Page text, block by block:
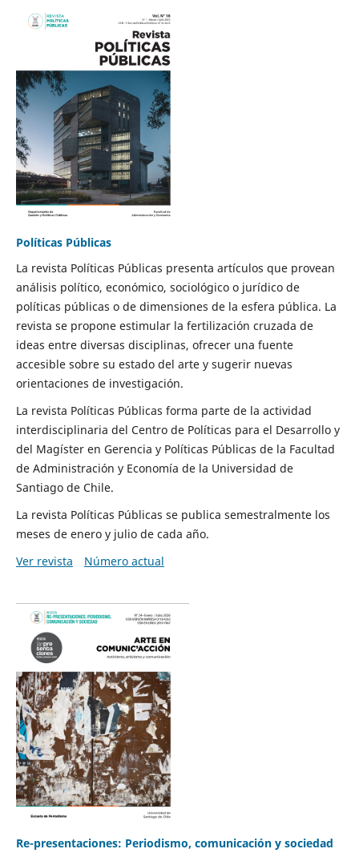
Políticas Públicas
La revista Políticas Públicas presenta artículos que provean
análisis político, económico, sociológico o jurídico de
políticas públicas o de dimensiones de la esfera pública. La
revista se propone estimular la fertilización cruzada de
ideas entre diversas disciplinas, ofrecer una fuente
accesible sobre su estado del arte y sugerir nuevas
orientaciones de investigación.
La revista Políticas Públicas forma parte de la actividad
interdisciplinaria del Centro de Políticas para el Desarrollo y
del Magíster en Gerencia y Políticas Públicas de la Facultad
de Administración y Economía de la Universidad de
Santiago de Chile.
La revista Políticas Públicas se publica semestralmente los
meses de enero y julio de cada año.
Ver revista
Número actual
Re-presentaciones: Periodismo, comunicación y sociedad